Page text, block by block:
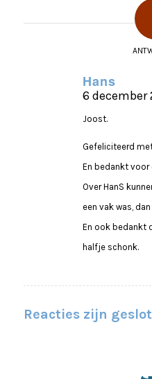
Hans
zegt:
6 december
Joost.
Gefeliciteerd
En bedankt
Over HanS
een vak was,
En ook bedankt
halfje schonk.
Reacties zijn